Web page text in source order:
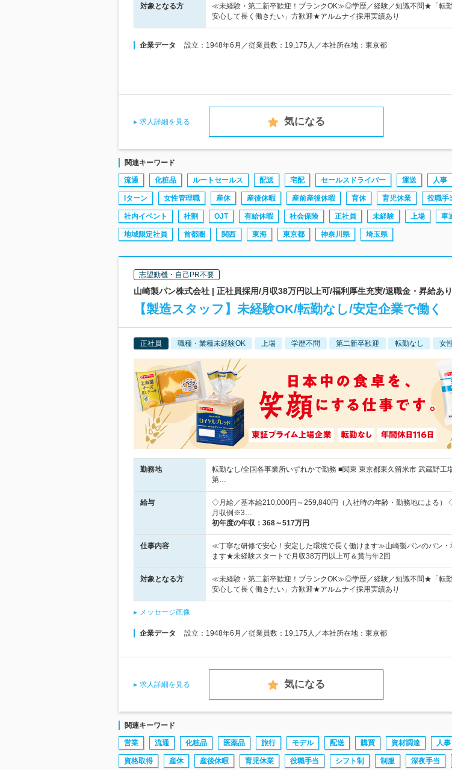
対象となる方
≪未経験・第二新卒歓迎！ブランクOK≫◎学歴／経験／知識不問★「転
安心して長く働きたい」方歓迎★アルムナイ採用実績あり
企業データ 設立：1948年6月／従業員数：19,175人／本社所在地：東京都
求人詳細を見る 気になる
関連キーワード
流通 化粧品 ルートセールス 配送 宅配 セールスドライバー 運送 人事
Iターン 女性管理職 産休 産後休暇 産前産後休暇 育休 育児休業 役職手
社内イベント 社割 OJT 有給休暇 社会保険 正社員 未経験 上場 車
地域限定社員 首都圏 関西 東海 東京都 神奈川県 埼玉県
志望動機・自己PR不要
山崎製パン株式会社 | 正社員採用/月収38万円以上可/福利厚生充実/退職金・昇給あり
【製造スタッフ】未経験OK/転勤なし/安定企業で働く
正社員 職種・業種未経験OK 上場 学歴不問 第二新卒歓迎 転勤なし 女
勤務地
転勤なし/全国各事業所いずれかで勤務 ■関東 東京都東久留米市 武蔵野工
第…
給与
◇月給／基本給210,000円～259,840円（入社時の年齢・勤務地による）
月収例※3…
初年度の年収： 368～517万円
仕事内容
≪丁寧な研修で安心！安定した環境で長く働けます≫山崎製パンのパン・
ます★未経験スタートで月収38万円以上可＆賞与年2回
対象となる方
≪未経験・第二新卒歓迎！ブランクOK≫◎学歴／経験／知識不問★「転
安心して長く働きたい」方歓迎★アルムナイ採用実績あり
メッセージ画像
企業データ 設立：1948年6月／従業員数：19,175人／本社所在地：東京都
求人詳細を見る 気になる
関連キーワード
営業 流通 化粧品 医薬品 旅行 モデル 配送 購買 資材調達 人事
資格取得 産休 産後休暇 育児休業 役職手当 シフト制 制服 深夜手当